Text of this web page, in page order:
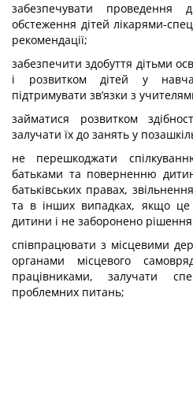
забезпечувати проведення
обстеження дітей лікарями-
рекомендації;
забезпечити здобуття дітьми
і розвитком дітей у
підтримувати зв’язки з
займатися розвитком
залучати їх до занять у
не перешкоджати
батьками та поверненню
батьківських правах,
та в інших випадках, якщо це
дитини і не заборонено
співпрацювати з місцевими
органами місцевого
працівниками, залучати
проблемних питань;